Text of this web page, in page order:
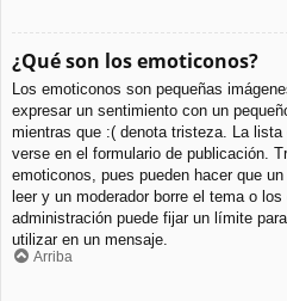
¿Qué son los emoticonos?
Los emoticonos son pequeñas
expresar un sentimiento con un
mientras que :( denota tristeza. La
verse en el formulario de publicación.
emoticonos, pues pueden hacer que
leer y un moderador borre el tema o
administración puede fijar un límite
utilizar en un mensaje.
Arriba